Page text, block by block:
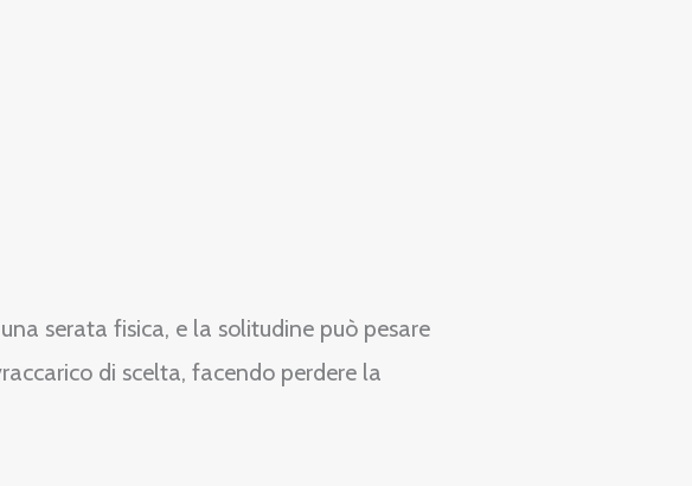
serata fisica, e la solitudine può pesare
di scelta, facendo perdere la